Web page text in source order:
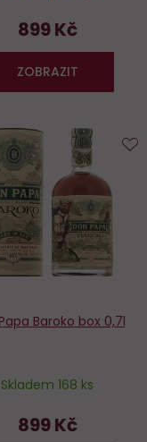
899 Kč
ZOBRAZIT
Baroko box 0,7l
Skladem 168 ks
899 Kč